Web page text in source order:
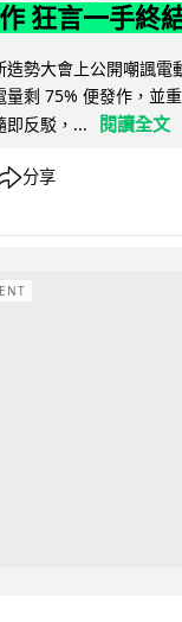
狂言一手終
勢大會上公開嘲諷電
剩 75% 便發作，並
即反駁，...
閱讀全文
分享